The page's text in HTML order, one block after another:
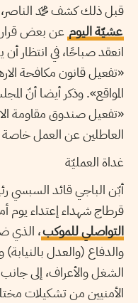
قبل ذلك كشف محمّد
عشيّة اليوم عن بعض
انعقد صباحًا، في انتظار
«تفعيل قانون مكافحة
المواقع». وذكر أيضا أنّ
«تفعيل صندوق مقاومة
العاطلين عن العمل خاصة
غداة العمليّة
أبّن الباجي قائد السبسي
قرطاج شهداء إعتداء يوم
التواصلي للموكب، الذي
والدفاع (والعدل بالنيابة)
الشغل والأعراف، إلى
الأمنيين من تشكيلات